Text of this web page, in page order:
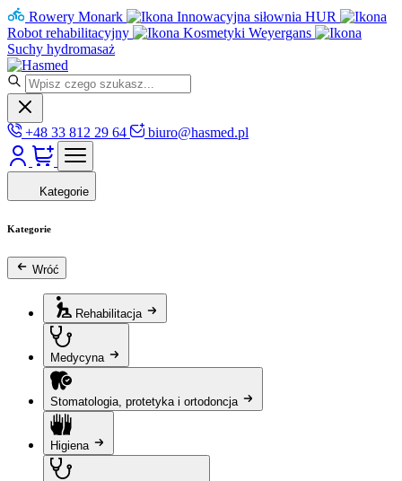
Rowery Monark
Innowacyjna siłownia HUR
Robot rehabilitacyjny
Kosmetyki Weyergans
Suchy hydromasaż
+48 33 812 29 64 biuro@hasmed.pl
Kategorie
Kategorie
Wróć
Rehabilitacja
Medycyna
Stomatologia, protetyka i ortodoncja
Higiena